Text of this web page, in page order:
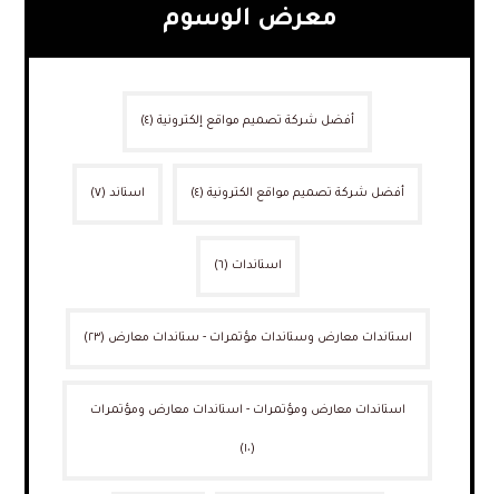
معرض الوسوم
أفضل شركة تصميم مواقع إلكترونية (٤)
أفضل شركة تصميم مواقع الكترونية (٤) استاند (٧)
استاندات (٦)
استاندات معارض وستاندات مؤتمرات - ستاندات معارض (٢٣)
استاندات معارض ومؤتمرات - استاندات معارض ومؤتمرات
(١٠)